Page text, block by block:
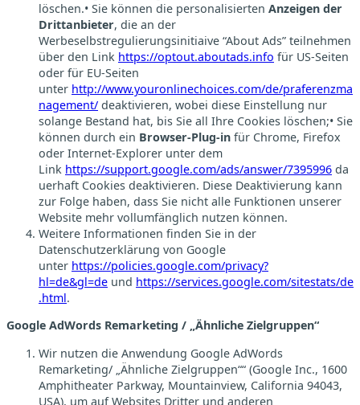
löschen.• Sie können die personalisierten Anzeigen der
Drittanbieter, die an der
Werbeselbstregulierungsinitiaive “About Ads” teilnehmen
über den Link https://optout.aboutads.info für US-Seiten
oder für EU-Seiten
unter http://www.youronlinechoices.com/de/praferenzma
nagement/ deaktivieren, wobei diese Einstellung nur
solange Bestand hat, bis Sie all Ihre Cookies löschen;• Sie
können durch ein Browser-Plug-in für Chrome, Firefox
oder Internet-Explorer unter dem
Link https://support.google.com/ads/answer/7395996 da
uerhaft Cookies deaktivieren. Diese Deaktivierung kann
zur Folge haben, dass Sie nicht alle Funktionen unserer
Website mehr vollumfänglich nutzen können.
Weitere Informationen finden Sie in der
Datenschutzerklärung von Google
unter https://policies.google.com/privacy?
hl=de&gl=de und https://services.google.com/sitestats/de
.html.
Google AdWords Remarketing / „Ähnliche Zielgruppen“
Wir nutzen die Anwendung Google AdWords
Remarketing/ „Ähnliche Zielgruppen““ (Google Inc., 1600
Amphitheater Parkway, Mountainview, California 94043,
USA), um auf Websites Dritter und anderen